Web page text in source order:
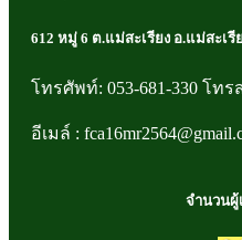
612 หมู่ 6 ต.แม่สะเรียง อ.แม่สะเรี
โทรศัพท์: 053-681-330 โทร
อีเมล์ :
จำนวนผู้